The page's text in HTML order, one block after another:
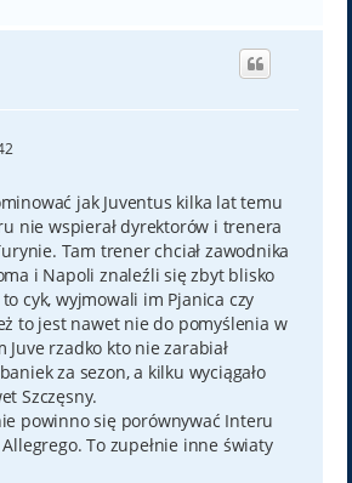
g
jak Juventus kilka lat temu
nie wspierał dyrektorów i trenera
Tam trener chciał zawodnika
i Napoli znaleźli się zbyt blisko
cyk, wyjmowali im Pjanica czy
to jest nawet nie do pomyślenia w
Juve rzadko kto nie zarabiał
za sezon, a kilku wyciągało
Szczęsny.
powinno się porównywać Interu
To zupełnie inne światy